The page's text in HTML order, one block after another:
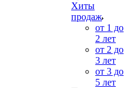
Хиты
продаж
от 1 до
2 лет
от 2 до
3 лет
от 3 до
5 лет